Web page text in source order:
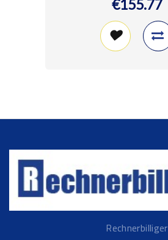
€155.77
Rechnerbilliger